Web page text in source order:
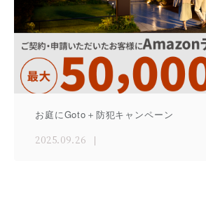
お庭にGoto＋防犯キャンペーン
2025.09.26